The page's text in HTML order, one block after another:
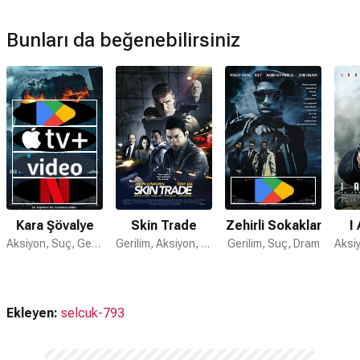
Bunları da beğenebilirsiniz
Kara Şövalye
Aksiyon, Suç, Gerilim
Skin Trade
Gerilim, Aksiyon, Dram
Zehirli Sokaklar
Gerilim, Suç, Dram
I
Ekleyen: selcuk-793